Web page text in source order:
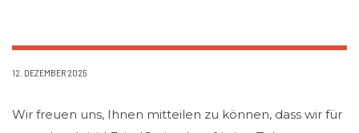
12. DEZEMBER 2025
Wir freuen uns, Ihnen mitteilen zu können, dass wir für